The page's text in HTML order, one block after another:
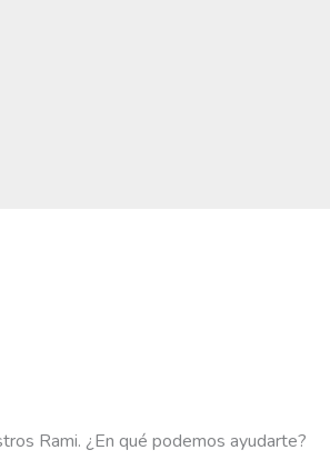
Rami. ¿En qué podemos ayudarte?